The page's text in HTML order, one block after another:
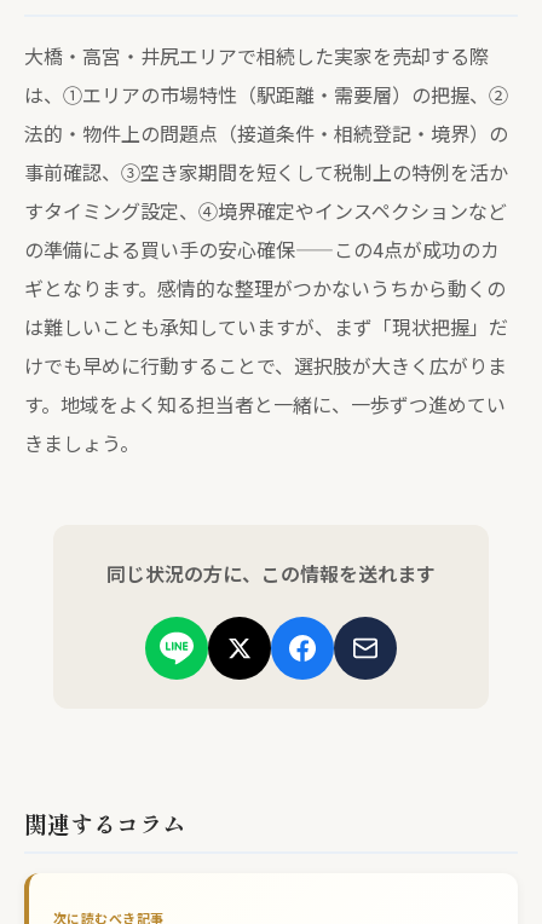
大橋・高宮・井尻エリアで相続した実家を売却する際
は、①エリアの市場特性（駅距離・需要層）の把握、②
法的・物件上の問題点（接道条件・相続登記・境界）の
事前確認、③空き家期間を短くして税制上の特例を活か
すタイミング設定、④境界確定やインスペクションなど
の準備による買い手の安心確保——この4点が成功のカ
ギとなります。感情的な整理がつかないうちから動くの
は難しいことも承知していますが、まず「現状把握」だ
けでも早めに行動することで、選択肢が大きく広がりま
す。地域をよく知る担当者と一緒に、一歩ずつ進めてい
きましょう。
同じ状況の方に、この情報を送れます
関連するコラム